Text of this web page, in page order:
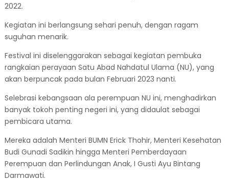
2022.
Kegiatan ini berlangsung sehari penuh, dengan ragam
suguhan menarik.
Festival ini diselenggarakan sebagai kegiatan pembuka
rangkaian perayaan Satu Abad Nahdatul Ulama (NU), yang
akan berpuncak pada bulan Februari 2023 nanti.
Selebrasi kebangsaan ala perempuan NU ini, menghadirkan
banyak tokoh penting negeri ini, yang didaulat sebagai
pembicara utama.
Mereka adalah Menteri BUMN Erick Thohir, Menteri Kesehatan
Budi Gunadi Sadikin hingga Menteri Pemberdayaan
Perempuan dan Perlindungan Anak, I Gusti Ayu Bintang
Darmawati.